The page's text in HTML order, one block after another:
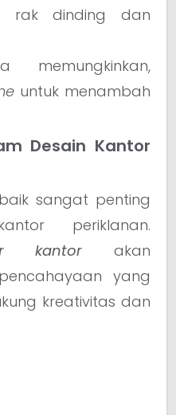
rak dinding dan
memungkinkan,
untuk menambah
Desain Kantor
sangat penting
periklanan.
kantor akan
yang
kreativitas dan